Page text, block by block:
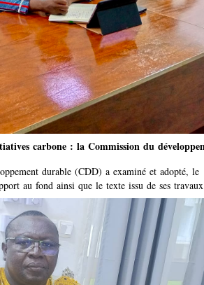
carbone : la Commission du
durable (CDD) a examiné et adopté, le
au fond ainsi que le texte issu de ses